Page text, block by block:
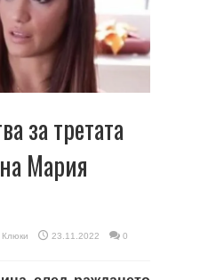
за третата
Мария
Клюки 23.11.2022
0